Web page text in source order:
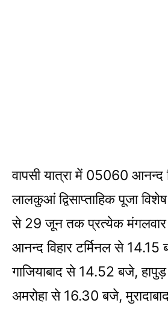
वापसी यात्रा में 05060 आनन्द
लालकुआं द्विसाप्ताहिक पूजा
से 29 जून तक प्रत्येक मंगलवार
आनन्द विहार टर्मिनल से
गाजियाबाद से 14.52 बजे,
अमरोहा से 16.30 बजे,